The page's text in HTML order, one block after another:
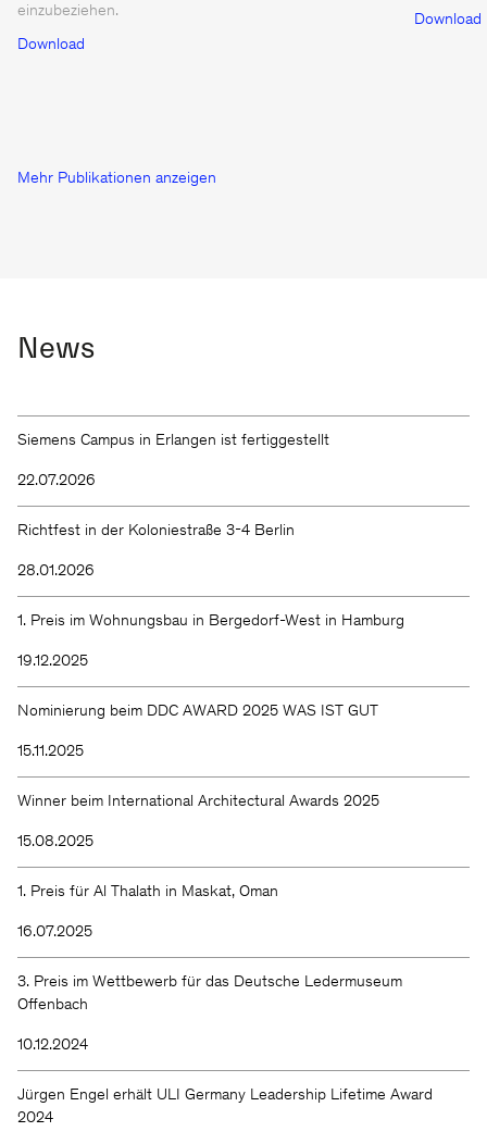
einzubeziehen.
Download
Download
Mehr Publikationen anzeigen
News
Siemens Campus in Erlangen ist fertiggestellt
22.07.2026
Richtfest in der Koloniestraße 3-4 Berlin
28.01.2026
1. Preis im Wohnungsbau in Bergedorf-West in Hamburg
19.12.2025
Nominierung beim DDC AWARD 2025 WAS IST GUT
15.11.2025
Winner beim International Architectural Awards 2025
15.08.2025
1. Preis für Al Thalath in Maskat, Oman
16.07.2025
3. Preis im Wettbewerb für das Deutsche Ledermuseum
Offenbach
10.12.2024
Jürgen Engel erhält ULI Germany Leadership Lifetime Award
2024